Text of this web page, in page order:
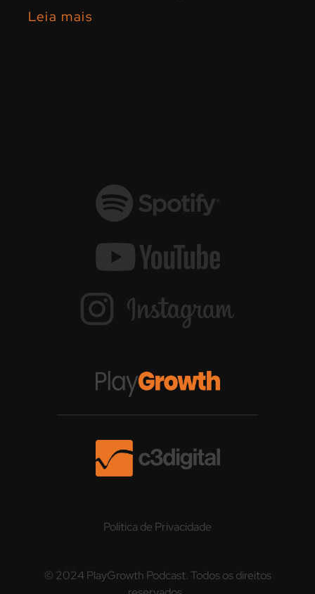
Leia mais
Política de Privacidade
© 2024 PlayGrowth Podcast. Todos os direitos